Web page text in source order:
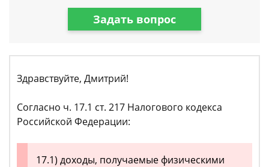
Задать вопрос
Здравствуйте, Дмитрий!
Согласно ч. 17.1 ст. 217 Налогового кодекса
Российской Федерации:
17.1) доходы, получаемые физическими